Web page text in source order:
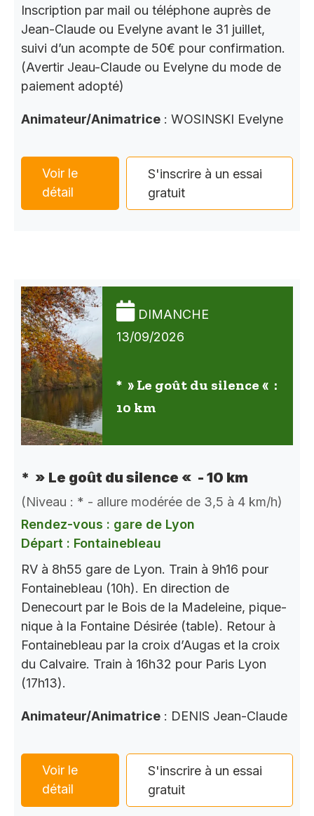
Inscription par mail ou téléphone auprès de
Jean-Claude ou Evelyne avant le 31 juillet,
suivi d’un acompte de 50€ pour confirmation.
(Avertir Jeau-Claude ou Evelyne du mode de
paiement adopté)
Animateur/Animatrice : WOSINSKI Evelyne
Voir le
détail
S'inscrire à un essai
gratuit
DIMANCHE
13/09/2026
* » Le goût du silence « :
10 km
* » Le goût du silence « - 10 km
(Niveau : * - allure modérée de 3,5 à 4 km/h)
Rendez-vous : gare de Lyon
Départ : Fontainebleau
RV à 8h55 gare de Lyon. Train à 9h16 pour
Fontainebleau (10h). En direction de
Denecourt par le Bois de la Madeleine, pique-
nique à la Fontaine Désirée (table). Retour à
Fontainebleau par la croix d’Augas et la croix
du Calvaire. Train à 16h32 pour Paris Lyon
(17h13).
Animateur/Animatrice : DENIS Jean-Claude
Voir le
détail
S'inscrire à un essai
gratuit